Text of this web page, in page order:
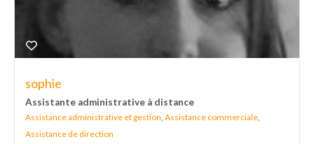
sophie
Assistante administrative à distance
Assistance administrative et gestion Assistance commerciale
Assistance de direction